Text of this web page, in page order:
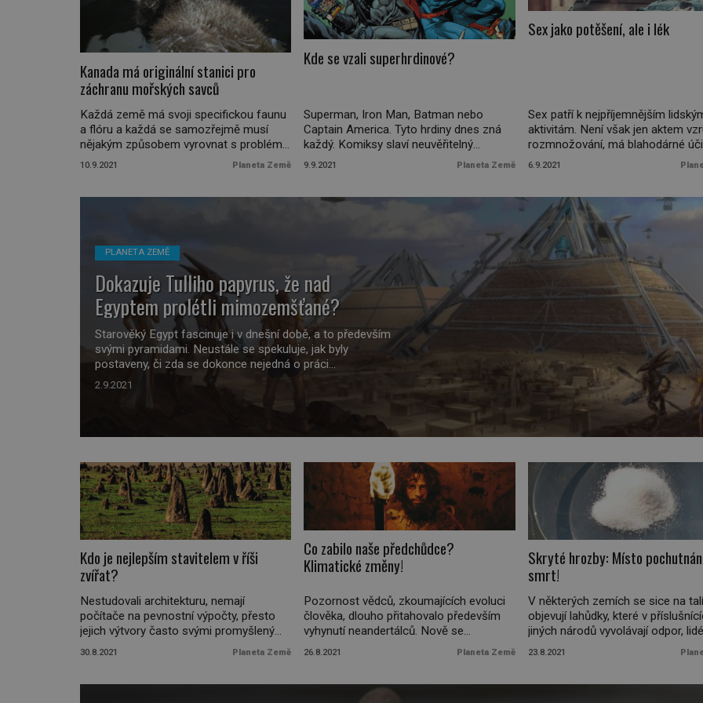
Kanada má originální stanici pro
záchranu mořských savců
Každá země má svoji specifickou faunu
a flóru a každá se samozřejmě musí
nějakým způsobem vyrovnat s problémy,
které její přírodu trápí. Podívejme se, jak
10.9.2021 Planeta Země
Kde se vzali superhrdinové?
Superman, Iron Man, Batman nebo
Captain America. Tyto hrdiny dnes zná
každý. Komiksy slaví neuvěřitelný
úspěch, a to hlavně díky filmovému
fenomén vznikl? A proč se ujal i v našich
technologickými vymoženostmi, […]
9.9.2021 Planeta Země
Sex jako potěšení, ale i lék
Sex patří k nejpříjemnějším
aktivitám. Není však jen aktem
rozmnožování, má blahodárné
pro celkové zdraví. Proč má na
pocity. To ovlivňují hlavně
hormony, především oxytocin,
nebo endorfin. Ženy produkují
látek mnohem více, proto jsou […]
6.9.2021
PLANETA ZEMĚ
Dokazuje Tulliho papyrus, že nad
Egyptem prolétli mimozemšťané?
Starověký Egypt fascinuje i v dnešní době, a to především
svými pyramidami. Neustále se spekuluje, jak byly
postaveny, či zda se dokonce nejedná o práci
mimozemské civilizace. Je v nalezeném Tulliho papyru
jsou v souvislosti s Egyptem zmiňováni často. Pyramidy,
v dávných […]
2.9.2021
Kdo je nejlepším stavitelem v říši
zvířat?
Nestudovali architekturu, nemají
počítače na pevnostní výpočty, přesto
jejich výtvory často svými promyšlenými
vlastnostmi překonávají ty lidské. SVĚT
30.8.2021 Planeta Země
Co zabilo naše předchůdce?
Klimatické změny!
Pozornost vědců, zkoumajících evoluci
člověka, dlouho přitahovalo především
vyhynutí neandertálců. Nově se
výzkumníci zaměřili i na ostatní
porovnali s vývojem klimatu a nestačili
26.8.2021 Planeta Země
Skryté hrozby: Místo
smrt!
V některých zemích se sice na
objevují lahůdky, které v
jiných národů vyvolávají odpor,
zpravidla konzumují potraviny,
23.8.2021